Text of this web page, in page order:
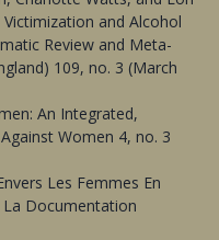
and Alcohol
Review and Meta-
109, no. 3 (March
An Integrated,
Women 4, no. 3
Les Femmes En
La Documentation